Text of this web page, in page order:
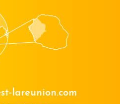
lareunion.com